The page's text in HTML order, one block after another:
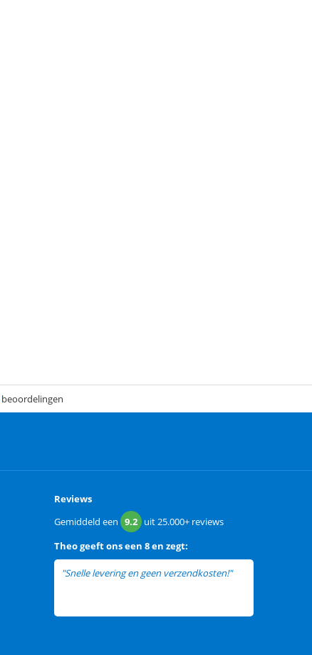
beoordelingen
Reviews
Gemiddeld een 9.2 uit25.000+ reviews
Theogeeft ons een 8 en zegt:
"Snelle levering en geen verzendkosten!"